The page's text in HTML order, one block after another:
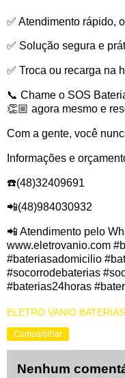
✅ Atendimento rápido,
✅ Solução segura e
✅ Troca ou recarga na
📞 Chame o SOS
👏🏼 agora mesmo e
Com a gente, você
Informações e
☎️(48)32409691
📲(48)984030932
📲 Atendimento pelo
www.eletrovanio.com
#bateriasadomicilio
#socorrodebaterias
#baterias24horas
ELETRO VANIO BATERIAS
Compartilhar
Nenhum